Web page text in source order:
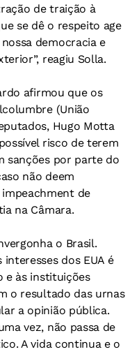
de traição à
se dê o respeito age
democracia e
reagiu Solla.
afirmou que os
(União
Hugo Motta
risco de terem
sanções por parte do
não deem
de
na Câmara.
o Brasil.
dos EUA é
e às instituições
o resultado das urnas
a opinião pública.
vez, não passa de
A vida continua e o